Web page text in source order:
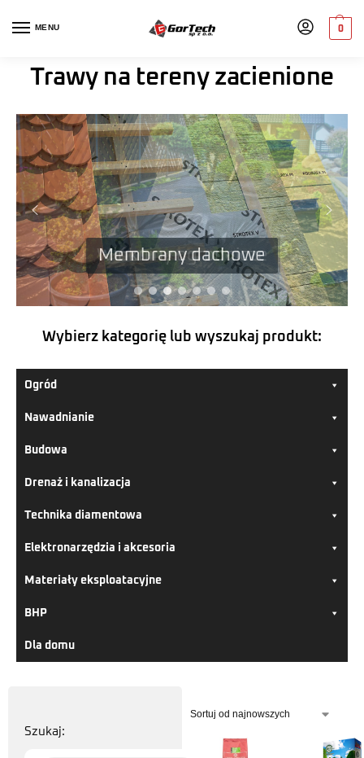
MENU 0
Trawy na tereny zacienione
Membrany dachowe
Włókniny ogrodnicze
Wybierz kategorię lub wyszukaj produkt:
Ogród
Nawadnianie
Budowa
Drenaż i kanalizacja
Technika diamentowa
Elektronarzędzia i akcesoria
Materiały eksploatacyjne
BHP
Dla domu
Szukaj: